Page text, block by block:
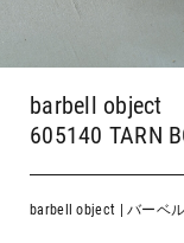
barbell object
605140 TARN
barbell object | バーベ